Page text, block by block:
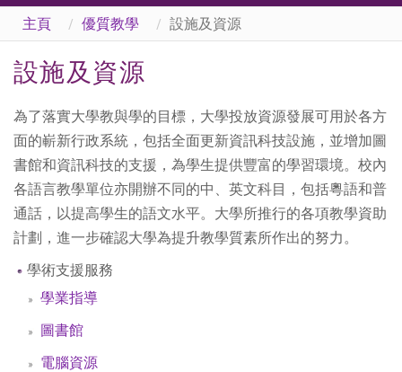
主頁 優質教學 設施及資源
設施及資源
為了落實大學教與學的目標，大學投放資源發展可用於各方
面的嶄新行政系統，包括全面更新資訊科技設施，並增加圖
書館和資訊科技的支援，為學生提供豐富的學習環境。校內
各語言教學單位亦開辦不同的中、英文科目，包括粵語和普
通話，以提高學生的語文水平。大學所推行的各項教學資助
計劃，進一步確認大學為提升教學質素所作出的努力。
學術支援服務
學業指導
圖書館
電腦資源